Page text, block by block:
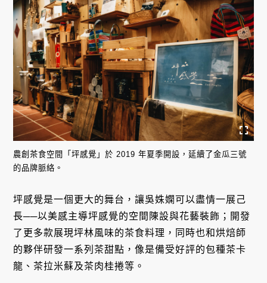
農創茶食空間「坪感覺」於 2019 年夏季開設，延續了金瓜三號
的品牌脈絡。
坪感覺是一個更大的舞台，讓吳姝嫻可以盡情一展己
長──以美感主導坪感覺的空間陳設與花藝裝飾；開發
了更多款展現坪林風味的茶食料理，同時也和烘焙師
的夥伴研發一系列茶甜點，像是備受好評的包種茶卡
龍、茶拉米蘇及茶肉桂捲等。